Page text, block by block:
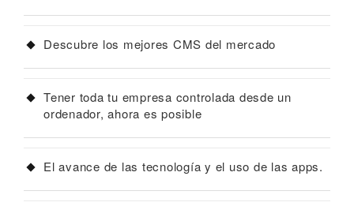
Descubre los mejores CMS del mercado
Tener toda tu empresa controlada desde un
ordenador, ahora es posible
El avance de las tecnología y el uso de las apps.